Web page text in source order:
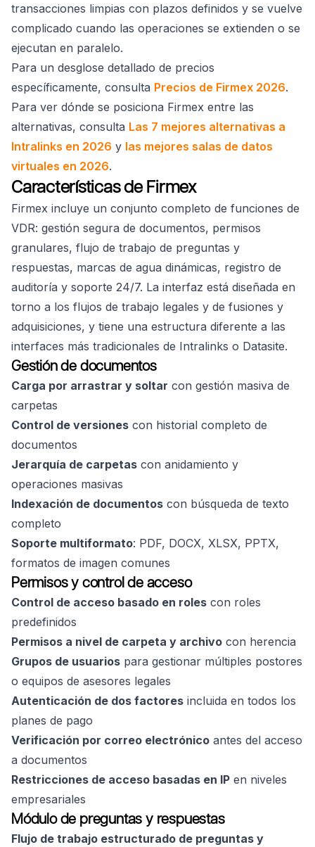
transacciones limpias con plazos definidos y se vuelve
complicado cuando las operaciones se extienden o se
ejecutan en paralelo.
Para un desglose detallado de precios
específicamente, consulta Precios de Firmex 2026.
Para ver dónde se posiciona Firmex entre las
alternativas, consulta Las 7 mejores alternativas a
Intralinks en 2026 y las mejores salas de datos
virtuales en 2026.
Características de Firmex
Firmex incluye un conjunto completo de funciones de
VDR: gestión segura de documentos, permisos
granulares, flujo de trabajo de preguntas y
respuestas, marcas de agua dinámicas, registro de
auditoría y soporte 24/7. La interfaz está diseñada en
torno a los flujos de trabajo legales y de fusiones y
adquisiciones, y tiene una estructura diferente a las
interfaces más tradicionales de Intralinks o Datasite.
Gestión de documentos
Carga por arrastrar y soltar con gestión masiva de
carpetas
Control de versiones con historial completo de
documentos
Jerarquía de carpetas con anidamiento y
operaciones masivas
Indexación de documentos con búsqueda de texto
completo
Soporte multiformato: PDF, DOCX, XLSX, PPTX,
formatos de imagen comunes
Permisos y control de acceso
Control de acceso basado en roles con roles
predefinidos
Permisos a nivel de carpeta y archivo con herencia
Grupos de usuarios para gestionar múltiples postores
o equipos de asesores legales
Autenticación de dos factores incluida en todos los
planes de pago
Verificación por correo electrónico antes del acceso
a documentos
Restricciones de acceso basadas en IP en niveles
empresariales
Módulo de preguntas y respuestas
Flujo de trabajo estructurado de preguntas y